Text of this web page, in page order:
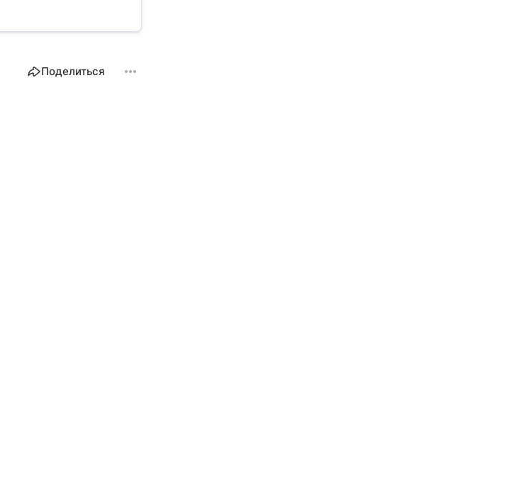
Поделиться